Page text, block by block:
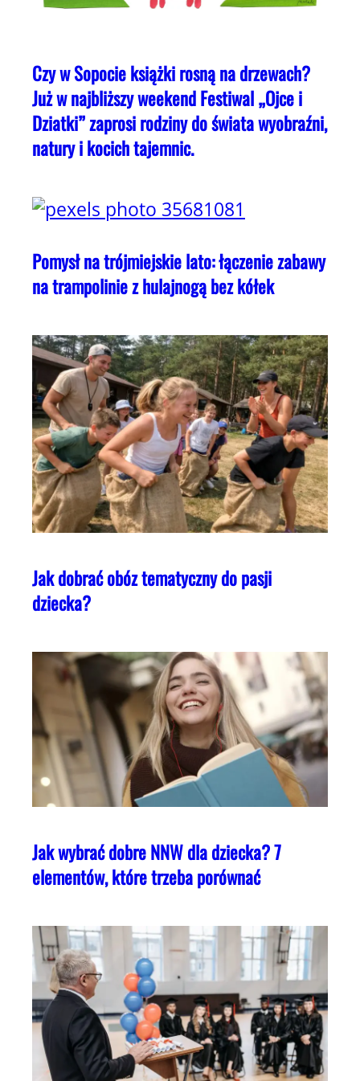
Czy w Sopocie książki rosną na drzewach?
Już w najbliższy weekend Festiwal „Ojce i
Dziatki” zaprosi rodziny do świata wyobraźni,
natury i kocich tajemnic.
Pomysł na trójmiejskie lato: łączenie zabawy
na trampolinie z hulajnogą bez kółek
Jak dobrać obóz tematyczny do pasji
dziecka?
Jak wybrać dobre NNW dla dziecka? 7
elementów, które trzeba porównać